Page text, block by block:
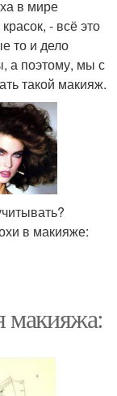
в мире
- всё это
то и дело
а поэтому, мы с
такой макияж.
в макияже:
макияжа: